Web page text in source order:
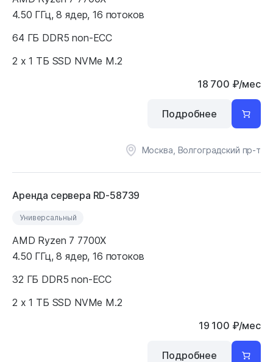
4.50 ГГц, 8 ядер, 16 потоков
64 ГБ DDR5 non-ECC
2 x 1 ТБ SSD NVMe M.2
18 700 ₽/мес
Москва, Волгоградский пр-т
Подробнее
Аренда сервера RD-58739
Универсальный
AMD Ryzen 7 7700X
4.50 ГГц, 8 ядер, 16 потоков
32 ГБ DDR5 non-ECC
2 x 1 ТБ SSD NVMe M.2
19 100 ₽/мес
Подробнее